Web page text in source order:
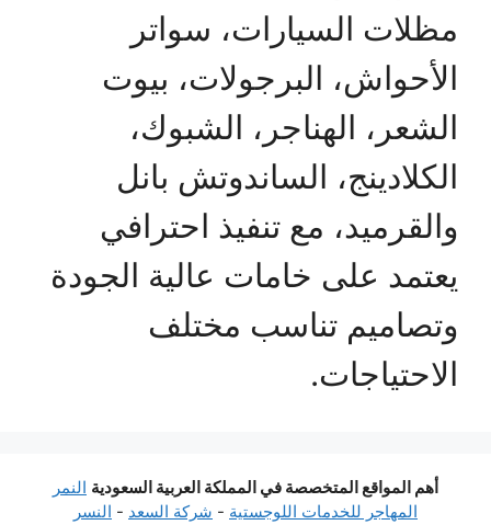
مظلات السيارات، سواتر
الأحواش، البرجولات، بيوت
الشعر، الهناجر، الشبوك،
الكلادينج، الساندوتش بانل
والقرميد، مع تنفيذ احترافي
يعتمد على خامات عالية الجودة
وتصاميم تناسب مختلف
الاحتياجات.
أهم المواقع المتخصصة في المملكة العربية السعودية النمر
المهاجر للخدمات اللوجستية - شركة السعد - النسر